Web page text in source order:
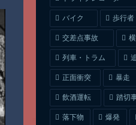
バイク 歩行者
交差点事故
列車・トラム
正面衝突 暴走
飲酒運転 踏切
落下物 爆発